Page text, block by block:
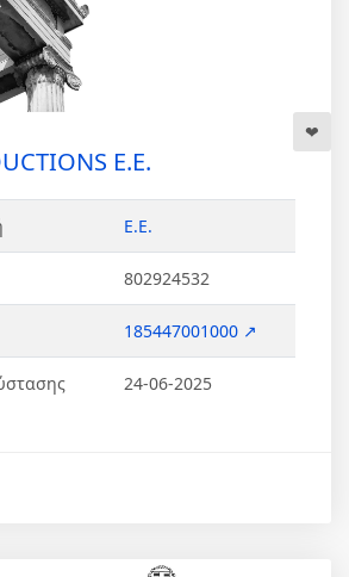
Ε.Ε.
Ε.Ε.
802924532
185447001000 ↗
24-06-2025